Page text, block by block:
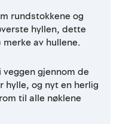
rundstokkene og
hyllen, dette
av hullene.
gjennom de
hylle, og nyt en herlig
til alle nøklene